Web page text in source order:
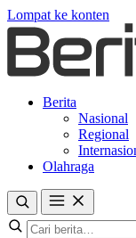
Lompat ke konten
Berita
Nasional
Regional
Olahraga